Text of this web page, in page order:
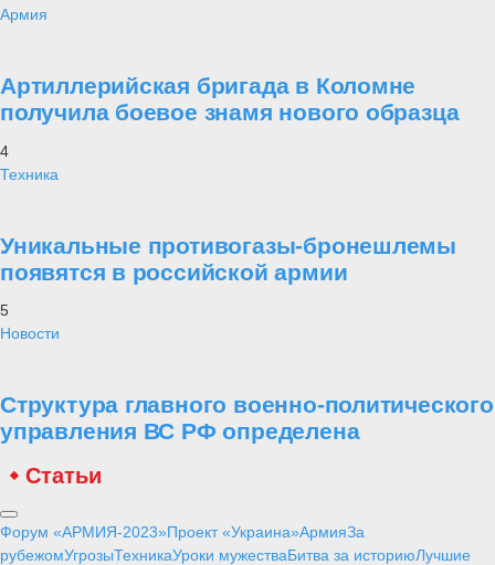
Армия
Артиллерийская бригада в Коломне
получила боевое знамя нового образца
4
Техника
Уникальные противогазы-бронешлемы
появятся в российской армии
5
Новости
Структура главного военно-политического
управления ВС РФ определена
Статьи
Форум «АРМИЯ-2023»Проект «Украина»АрмияЗа
рубежомУгрозыТехникаУроки мужестваБитва за историюЛучшие